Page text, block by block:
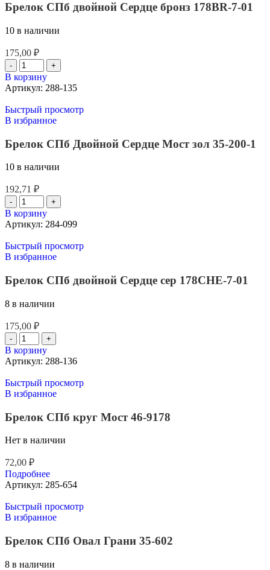
Брелок СПб двойной Сердце бронз 178BR-7-01
10 в наличии
175,00 ₽
В корзину
Артикул: 288-135
Быстрый просмотр
В избранное
Брелок СПб Двойной Сердце Мост зол 35-200-1
10 в наличии
192,71 ₽
В корзину
Артикул: 284-099
Быстрый просмотр
В избранное
Брелок СПб двойной Сердце сер 178CHE-7-01
8 в наличии
175,00 ₽
В корзину
Артикул: 288-136
Быстрый просмотр
В избранное
Брелок СПб круг Мост 46-9178
Нет в наличии
72,00 ₽
Подробнее
Артикул: 285-654
Быстрый просмотр
В избранное
Брелок СПб Овал Грани 35-602
8 в наличии